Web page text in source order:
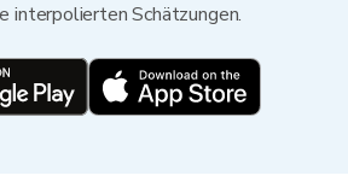
interpolierten Schätzungen.